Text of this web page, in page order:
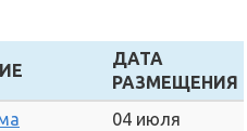
ДАТА
РАЗМЕЩЕНИЯ
04 июля